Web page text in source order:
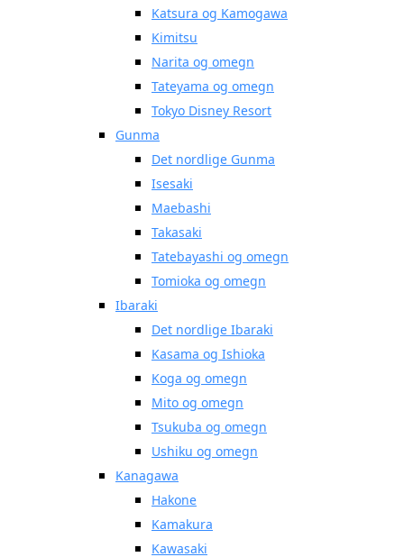
Katsura og Kamogawa
Kimitsu
Narita og omegn
Tateyama og omegn
Tokyo Disney Resort
Gunma
Det nordlige Gunma
Isesaki
Maebashi
Takasaki
Tatebayashi og omegn
Tomioka og omegn
Ibaraki
Det nordlige Ibaraki
Kasama og Ishioka
Koga og omegn
Mito og omegn
Tsukuba og omegn
Ushiku og omegn
Kanagawa
Hakone
Kamakura
Kawasaki